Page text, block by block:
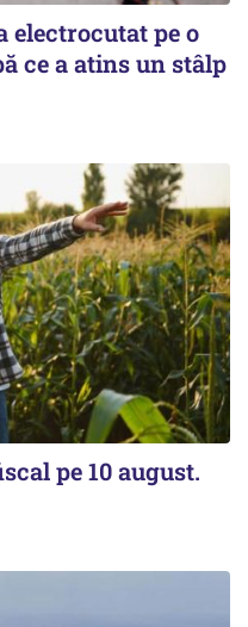
electrocutat pe o
ce a atins un stâlp
pe 10 august.